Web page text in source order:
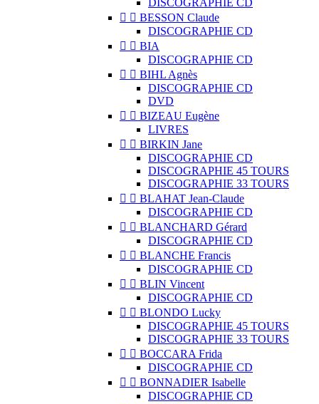
DISCOGRAPHIE CD
  BESSON Claude
DISCOGRAPHIE CD
  BIA
DISCOGRAPHIE CD
  BIHL Agnès
DISCOGRAPHIE CD
DVD
  BIZEAU Eugène
LIVRES
  BIRKIN Jane
DISCOGRAPHIE CD
DISCOGRAPHIE 45 TOURS
DISCOGRAPHIE 33 TOURS
  BLAHAT Jean-Claude
DISCOGRAPHIE CD
  BLANCHARD Gérard
DISCOGRAPHIE CD
  BLANCHE Francis
DISCOGRAPHIE CD
  BLIN Vincent
DISCOGRAPHIE CD
  BLONDO Lucky
DISCOGRAPHIE 45 TOURS
DISCOGRAPHIE 33 TOURS
  BOCCARA Frida
DISCOGRAPHIE CD
  BONNADIER Isabelle
DISCOGRAPHIE CD